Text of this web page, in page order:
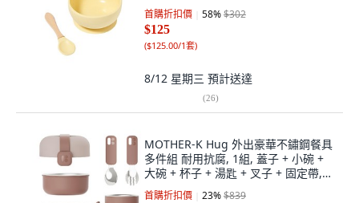
首購折扣價 58%$302
$125
($125.00/1套)
8/12 星期三 預計送達
(26)
MOTHER-K Hug 外出豪華不鏽鋼餐具
多件組 耐用抗腐, 1組, 蓋子 + 小碗 +
大碗 + 杯子 + 湯匙 + 叉子 + 固定帶,
乾燥玫瑰
首購折扣價 23%$839